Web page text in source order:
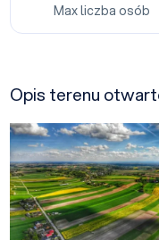
Max liczba osób
Opis terenu